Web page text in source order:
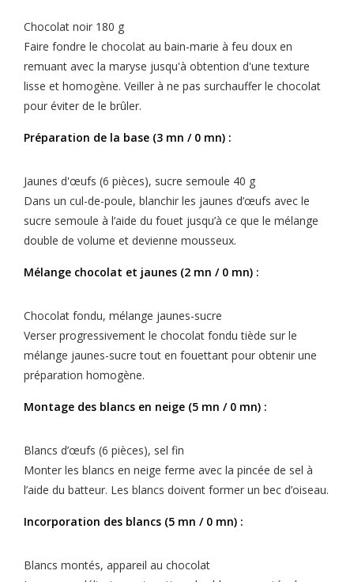
Chocolat noir 180 g
Faire fondre le chocolat au bain-marie à feu doux en
remuant avec la maryse jusqu'à obtention d'une texture
lisse et homogène. Veiller à ne pas surchauffer le chocolat
pour éviter de le brûler.
Préparation de la base (3 mn / 0 mn) :
Jaunes d'œufs (6 pièces), sucre semoule 40 g
Dans un cul-de-poule, blanchir les jaunes d’œufs avec le
sucre semoule à l’aide du fouet jusqu’à ce que le mélange
double de volume et devienne mousseux.
Mélange chocolat et jaunes (2 mn / 0 mn) :
Chocolat fondu, mélange jaunes-sucre
Verser progressivement le chocolat fondu tiède sur le
mélange jaunes-sucre tout en fouettant pour obtenir une
préparation homogène.
Montage des blancs en neige (5 mn / 0 mn) :
Blancs d’œufs (6 pièces), sel fin
Monter les blancs en neige ferme avec la pincée de sel à
l’aide du batteur. Les blancs doivent former un bec d’oiseau.
Incorporation des blancs (5 mn / 0 mn) :
Blancs montés, appareil au chocolat